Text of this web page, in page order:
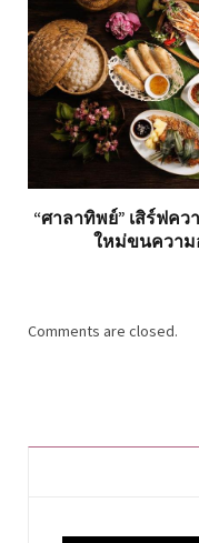
“ศาลาทิพย์” เสิร์ฟค
ใหม่ขนความ
Comments are closed.